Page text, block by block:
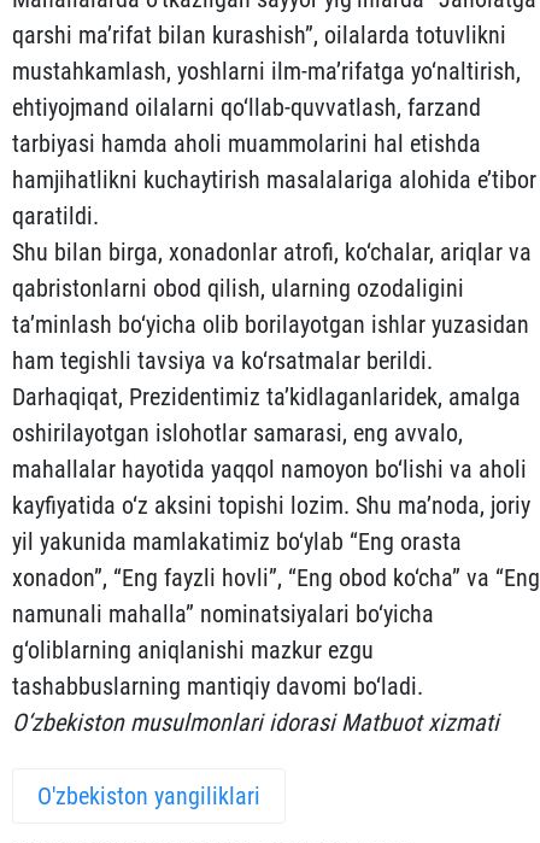
qarshi ma’rifat bilan kurashish”, oilalarda totuvlikni
mustahkamlash, yoshlarni ilm-ma’rifatga yo‘naltirish,
ehtiyojmand oilalarni qo‘llab-quvvatlash, farzand
tarbiyasi hamda aholi muammolarini hal etishda
hamjihatlikni kuchaytirish masalalariga alohida e’tibor
qaratildi.
Shu bilan birga, xonadonlar atrofi, ko‘chalar, ariqlar va
qabristonlarni obod qilish, ularning ozodaligini
ta’minlash bo‘yicha olib borilayotgan ishlar yuzasidan
ham tegishli tavsiya va ko‘rsatmalar berildi.
Darhaqiqat, Prezidentimiz ta’kidlaganlaridek, amalga
oshirilayotgan islohotlar samarasi, eng avvalo,
mahallalar hayotida yaqqol namoyon bo‘lishi va aholi
kayfiyatida o‘z aksini topishi lozim. Shu ma’noda, joriy
yil yakunida mamlakatimiz bo‘ylab “Eng orasta
xonadon”, “Eng fayzli hovli”, “Eng obod ko‘cha” va “Eng
namunali mahalla” nominatsiyalari bo‘yicha
g‘oliblarning aniqlanishi mazkur ezgu
tashabbuslarning mantiqiy davomi bo‘ladi.
O‘zbekiston musulmonlari idorasi Matbuot xizmati
O'zbekiston yangiliklari